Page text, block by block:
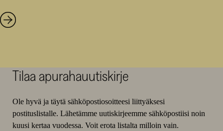
Tilaa apurahauutiskirje
Ole hyvä ja täytä sähköpostiosoitteesi liittyäksesi
postituslistalle. Lähetämme uutiskirjeemme sähköpostiisi noin
kuusi kertaa vuodessa. Voit erota listalta milloin vain.